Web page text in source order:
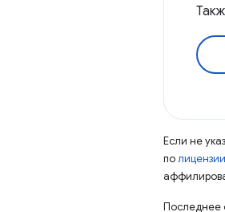
Если не
по
Последнее